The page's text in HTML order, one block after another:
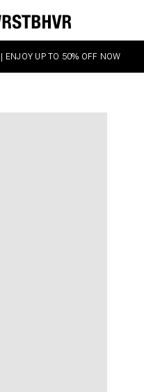
ENJOY UP TO 50% OFF NOW